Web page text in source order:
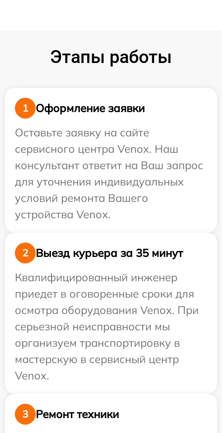
Этапы работы
1
Оформление заявки
Оставьте заявку на сайте
сервисного центра Venox. Наш
консультант ответит на Ваш запрос
для уточнения индивидуальных
условий ремонта Вашего
устройства Venox.
2
Выезд курьера за 35 минут
Квалифицированный инженер
приедет в оговоренные сроки для
осмотра оборудования Venox. При
серьезной неисправности мы
организуем транспортировку в
мастерскую в сервисный центр
Venox.
3
Ремонт техники